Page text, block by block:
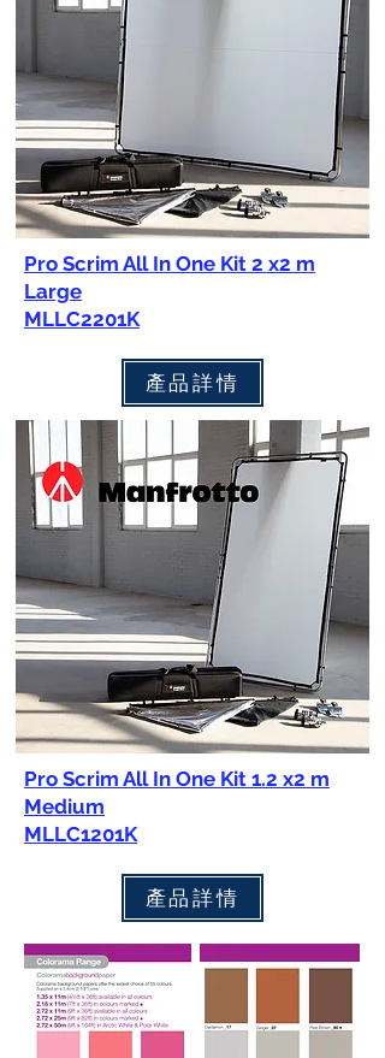
Pro Scrim All In One Kit 2 x2 m
Large
MLLC2201K
產品詳情
Pro Scrim All In One Kit 1.2 x2 m
Medium
MLLC1201K
產品詳情